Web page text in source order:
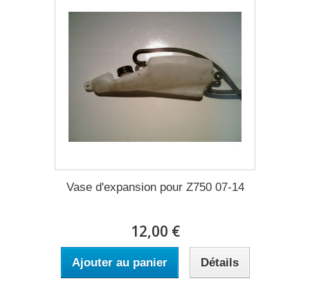
Vase d'expansion pour Z750 07-14
12,00 €
Ajouter au panier Détails